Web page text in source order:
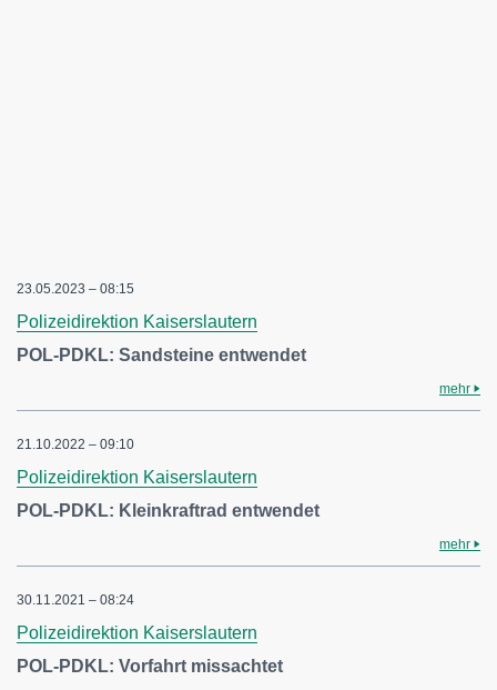
23.05.2023 – 08:15
Polizeidirektion Kaiserslautern
POL-PDKL: Sandsteine entwendet
mehr
21.10.2022 – 09:10
Polizeidirektion Kaiserslautern
POL-PDKL: Kleinkraftrad entwendet
mehr
30.11.2021 – 08:24
Polizeidirektion Kaiserslautern
POL-PDKL: Vorfahrt missachtet